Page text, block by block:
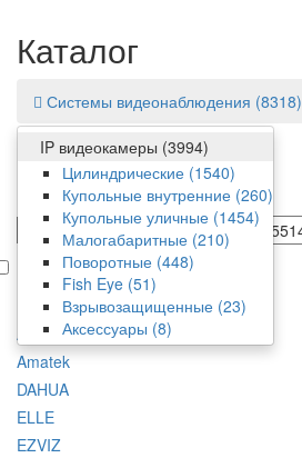
Каталог
Системы видеонаблюдения (8318)
IP видеокамеры (3994)
Цилиндрические (1540)
Купольные внутренние (260)
Купольные уличные (1454)
Малогабаритные (210)
Поворотные (448)
Fish Eye (51)
Взрывозащищенные (23)
Аксессуары (8)
Фильтр
Цена
от/до
В наличии
Производитель
ADATA
Amatek
DAHUA
ELLE
EZVIZ